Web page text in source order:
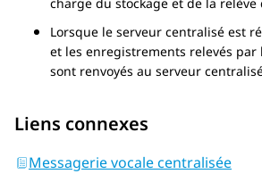
Lorsque le serveur centralisé est
et les enregistrements relevés par
sont renvoyés au serveur
Liens connexes
Messagerie vocale centralisée